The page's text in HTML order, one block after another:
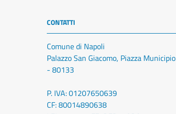
CONTATTI
Comune di Napoli
Palazzo San Giacomo, Piazza Municipio
- 80133
P. IVA: 01207650639
CF: 80014890638